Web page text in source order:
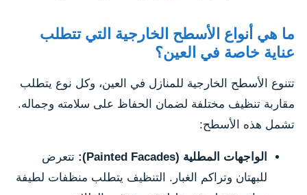
ما هي أنواع الأسطح الخارجية التي تتطلب
عناية خاصة في العين؟
تتنوع الأسطح الخارجية للمنازل في العين، وكل نوع يتطلب
مقاربة تنظيف مختلفة لضمان الحفاظ على سلامته وجماله.
تشمل هذه الأسطح:
الواجهات المطلية (Painted Facades):
تتعرض
للبهتان وتراكم الغبار. التنظيف يتطلب منظفات لطيفة